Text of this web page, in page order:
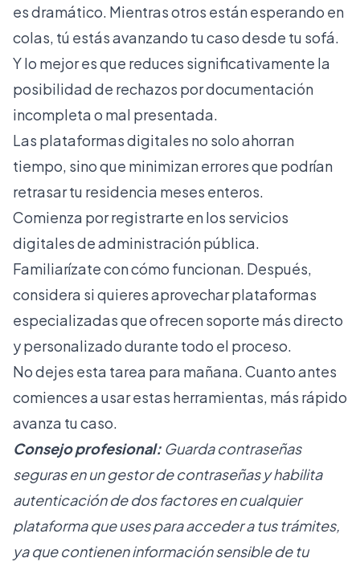
es dramático. Mientras otros están esperando en
colas, tú estás avanzando tu caso desde tu sofá.
Y lo mejor es que reduces significativamente la
posibilidad de rechazos por documentación
incompleta o mal presentada.
Las plataformas digitales no solo ahorran
tiempo, sino que minimizan errores que podrían
retrasar tu residencia meses enteros.
Comienza por registrarte en los servicios
digitales de administración pública.
Familiarízate con cómo funcionan. Después,
considera si quieres aprovechar plataformas
especializadas que ofrecen soporte más directo
y personalizado durante todo el proceso.
No dejes esta tarea para mañana. Cuanto antes
comiences a usar estas herramientas, más rápido
avanza tu caso.
Consejo profesional: Guarda contraseñas
seguras en un gestor de contraseñas y habilita
autenticación de dos factores en cualquier
plataforma que uses para acceder a tus trámites,
ya que contienen información sensible de tu